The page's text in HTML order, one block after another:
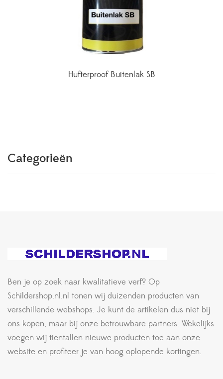
Hufterproof Buitenlak SB
Categorieën
Ben je op zoek naar kwalitatieve verf? Op
Schildershop.nl.nl tonen wij duizenden producten van
verschillende webshops. Je kunt de artikelen dus niet bij
ons kopen, maar bij onze betrouwbare partners. Wekelijks
voegen wij tientallen nieuwe producten toe aan onze
website en profiteer je van hoog oplopende kortingen.